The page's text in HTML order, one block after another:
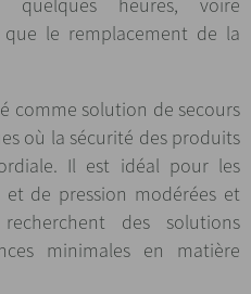
que le remplacement de la
comme solution de secours
où la sécurité des produits
Il est idéal pour les
de pression modérées et
des solutions
minimales en matière